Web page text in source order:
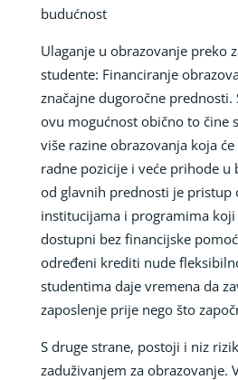
budućnost
Ulaganje u obrazovanje preko
studente: Financiranje
značajne dugoročne
ovu mogućnost obično to čine
više razine obrazovanja koja
radne pozicije i veće prihode u
od glavnih prednosti je pristup
institucijama i programima
dostupni bez financijske
određeni krediti nude
studentima daje vremena da
zaposlenje prije nego što
S druge strane, postoji i niz
zaduživanjem za obrazovanje.